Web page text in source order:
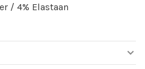
/ 4% Elastaan